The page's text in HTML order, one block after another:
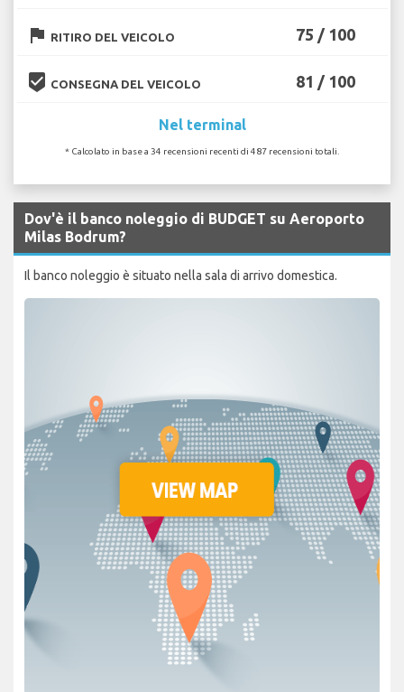
flag RITIRO DEL VEICOLO 75 / 100
beenhere CONSEGNA DEL VEICOLO 81 / 100
Nel terminal
* Calcolato in base a 34 recensioni recenti di 487 recensioni totali.
Dov'è il banco noleggio di BUDGET su Aeroporto
Milas Bodrum?
Il banco noleggio è situato nella sala di arrivo domestica.